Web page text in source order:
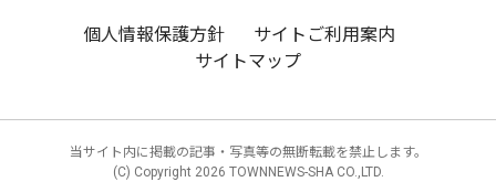
個人情報保護方針
サイトご利用案内
サイトマップ
当サイト内に掲載の記事・写真等の無断転載を禁止します。
(C) Copyright 2026 TOWNNEWS-SHA CO.,LTD.